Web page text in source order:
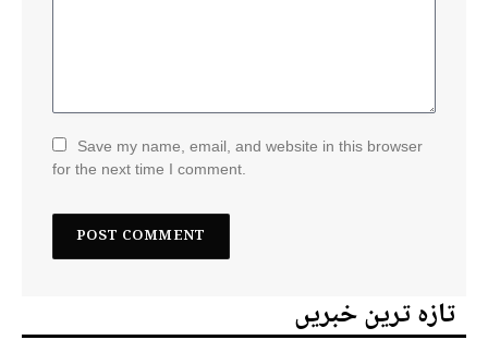
Save my name, email, and website in this browser
for the next time I comment.
تازہ ترین خبریں